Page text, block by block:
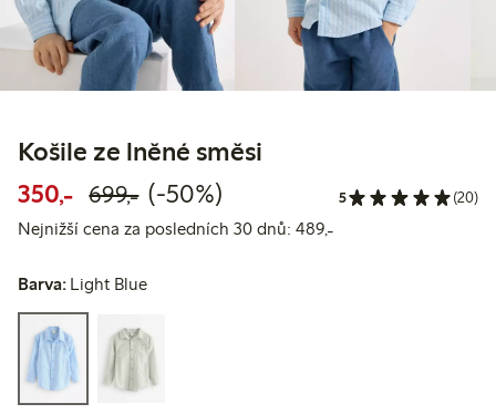
Košile ze lněné směsi
350,- Snížená cena: 350,00 Kč
699,-Běžná cena: 699,00 Kč
50% sleva
(-50%) 5 (20)
Nejnižší cena za posledních 30 dnů: 489,-Nejnižší cena za
Barva: Light Blue